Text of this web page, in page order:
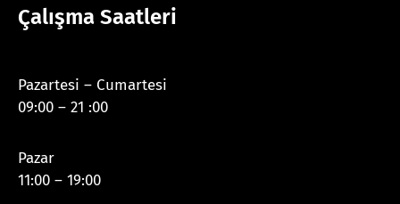
Çalışma Saatleri
Pazartesi – Cumartesi
09:00 – 21 :00
Pazar
11:00 – 19:00